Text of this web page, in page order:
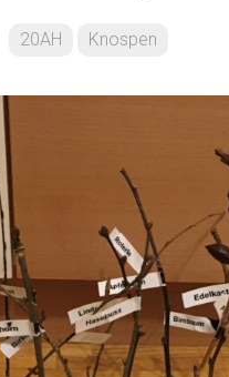
Eibe
Erle
Esche
Fichte
Ginkgo
Hartriegel
Hasel
20AH Knospen